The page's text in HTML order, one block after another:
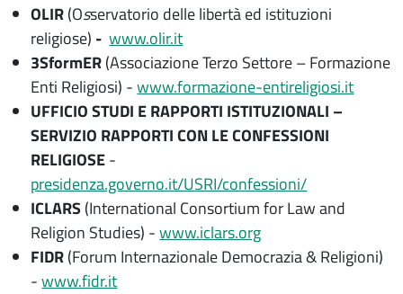
OLIR(Osservatorio delle libertà ed istituzioni
religiose) -www.olir.it
3SformER(Associazione Terzo Settore – Formazione
Enti Religiosi) -www.formazione-entireligiosi.it
UFFICIO STUDI E RAPPORTI ISTITUZIONALI –
SERVIZIO RAPPORTI CON LE CONFESSIONI
RELIGIOSE-
presidenza.governo.it/USRI/confessioni/
ICLARS (International Consortium for Law and
Religion Studies) -www.iclars.org
FIDR(Forum Internazionale Democrazia & Religioni)
-www.fidr.it